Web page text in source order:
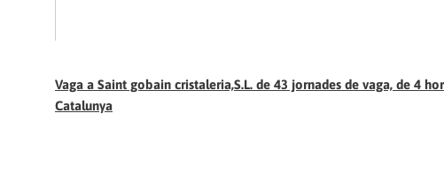
Vaga a Saint gobain cristaleria,S.L. de 43 jornades de vaga, de 4
Catalunya